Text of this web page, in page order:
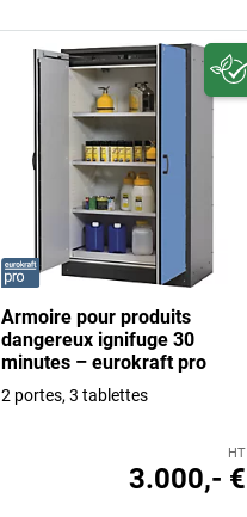
Armoire pour produits
dangereux ignifuge 30
minutes – eurokraft pro
2 portes, 3 tablettes
HT
3.000,- €